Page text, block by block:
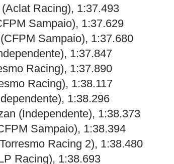
Racing), 1:37.493
Sampaio), 1:37.629
Sampaio), 1:37.680
1:37.847
Racing), 1:37.890
Racing), 1:38.117
1:38.296
(Independente), 1:38.373
Sampaio), 1:38.394
Racing 2), 1:38.480
Racing), 1:38.693